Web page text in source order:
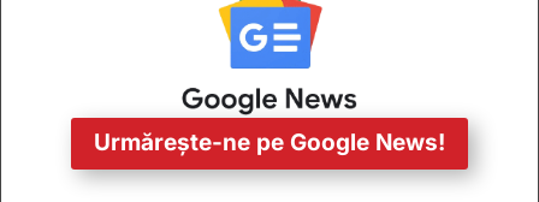
Urmărește-ne pe Google News!